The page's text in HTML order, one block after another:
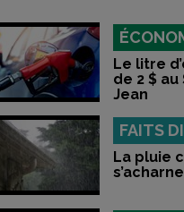
Le litre
de 2 $
Jean
FAITS
La pluie